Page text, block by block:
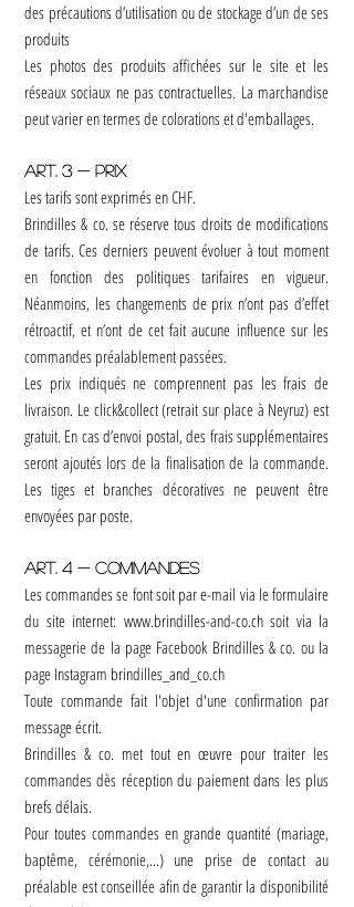
des précautions d’utilisation ou de stockage d’un de ses
produits
Les photos des produits affichées sur le site et les
réseaux sociaux ne pas contractuelles. La marchandise
peut varier en termes de colorations et d'emballages.
Art. 3 - Prix
Les tarifs sont exprimés en CHF.
Brindilles & co. se réserve tous droits de modifications
de tarifs. Ces derniers peuvent évoluer à tout moment
en fonction des politiques tarifaires en vigueur.
Néanmoins, les changements de prix n’ont pas d’effet
rétroactif, et n’ont de cet fait aucune influence sur les
commandes préalablement passées.
Les prix indiqués ne comprennent pas les frais de
livraison. Le click&collect (retrait sur place à Neyruz) est
gratuit. En cas d’envoi postal, des frais supplémentaires
seront ajoutés lors de la finalisation de la commande.
Les tiges et branches décoratives ne peuvent être
envoyées par poste.
Art. 4 - Commandes
Les commandes se font soit par e-mail via le formulaire
du site internet: www.brindilles-and-co.chsoit via la
messagerie de la page Facebook Brindilles & co. ou la
page Instagram brindilles_and_co.ch
Toute commande fait l'objet d'une confirmation par
message écrit.
Brindilles & co. met tout en œuvre pour traiter les
commandes dès réception du paiement dans les plus
brefs délais.
Pour toutes commandes en grande quantité (mariage,
baptême, cérémonie,...) une prise de contact au
préalable est conseillée afin de garantir la disponibilité